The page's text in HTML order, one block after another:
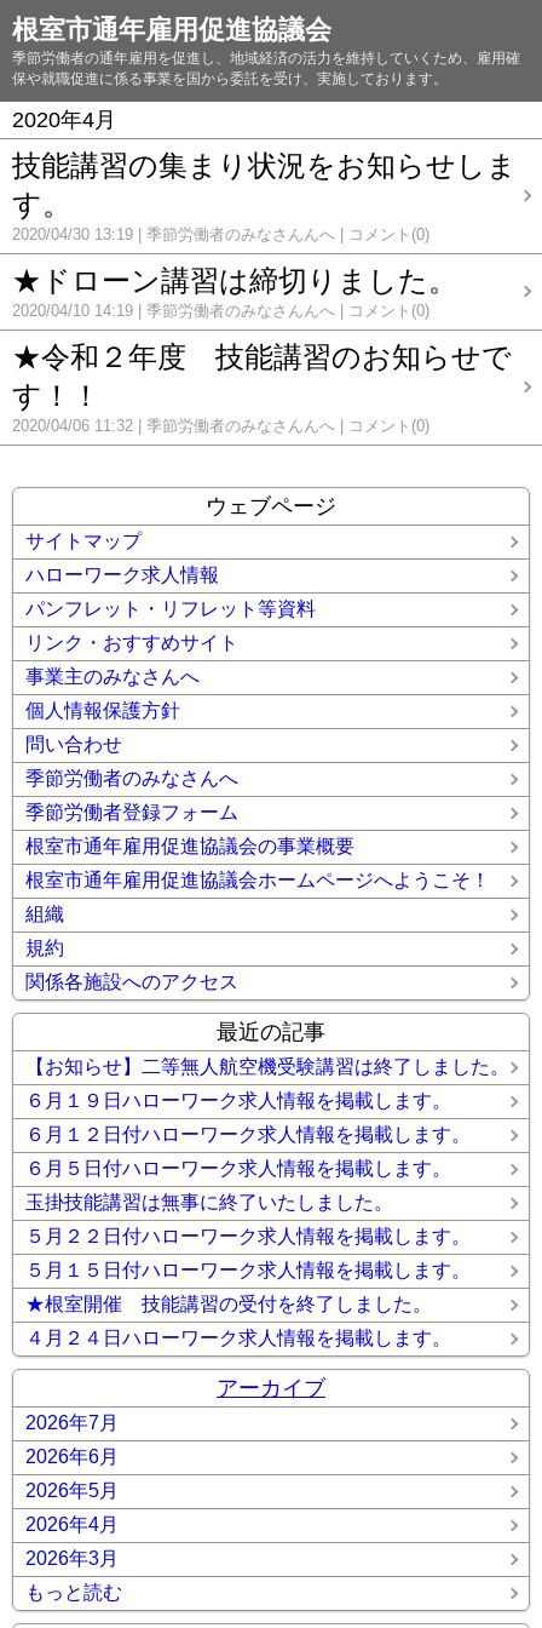
根室市通年雇用促進協議会
季節労働者の通年雇用を促進し、地域経済の活力を維持していくため、雇用確
保や就職促進に係る事業を国から委託を受け、実施しております。
2020年4月
技能講習の集まり状況をお知らせしま
す。
2020/04/30 13:19 季節労働者のみなさんんへ コメント(0)
★ドローン講習は締切りました。
2020/04/10 14:19 季節労働者のみなさんんへ コメント(0)
★令和２年度 技能講習のお知らせで
す！！
2020/04/06 11:32 季節労働者のみなさんんへ コメント(0)
ウェブページ
サイトマップ
ハローワーク求人情報
パンフレット・リフレット等資料
リンク・おすすめサイト
事業主のみなさんへ
個人情報保護方針
問い合わせ
季節労働者のみなさんへ
季節労働者登録フォーム
根室市通年雇用促進協議会の事業概要
根室市通年雇用促進協議会ホームページへようこそ！
組織
規約
関係各施設へのアクセス
最近の記事
【お知らせ】二等無人航空機受験講習は終了しました。
６月１９日ハローワーク求人情報を掲載します。
６月１２日付ハローワーク求人情報を掲載します。
６月５日付ハローワーク求人情報を掲載します。
玉掛技能講習は無事に終了いたしました。
５月２２日付ハローワーク求人情報を掲載します。
５月１５日付ハローワーク求人情報を掲載します。
★根室開催 技能講習の受付を終了しました。
４月２４日ハローワーク求人情報を掲載します。
アーカイブ
2026年7月
2026年6月
2026年5月
2026年4月
2026年3月
もっと読む